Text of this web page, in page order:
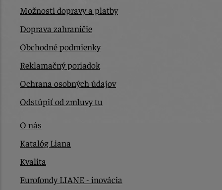
Možnosti dopravy a platby
Doprava zahraničie
Obchodné podmienky
Reklamačný poriadok
Ochrana osobných údajov
Odstúpiť od zmluvy tu
O nás
Katalóg Liana
Kvalita
Eurofondy LIANE - inovácia